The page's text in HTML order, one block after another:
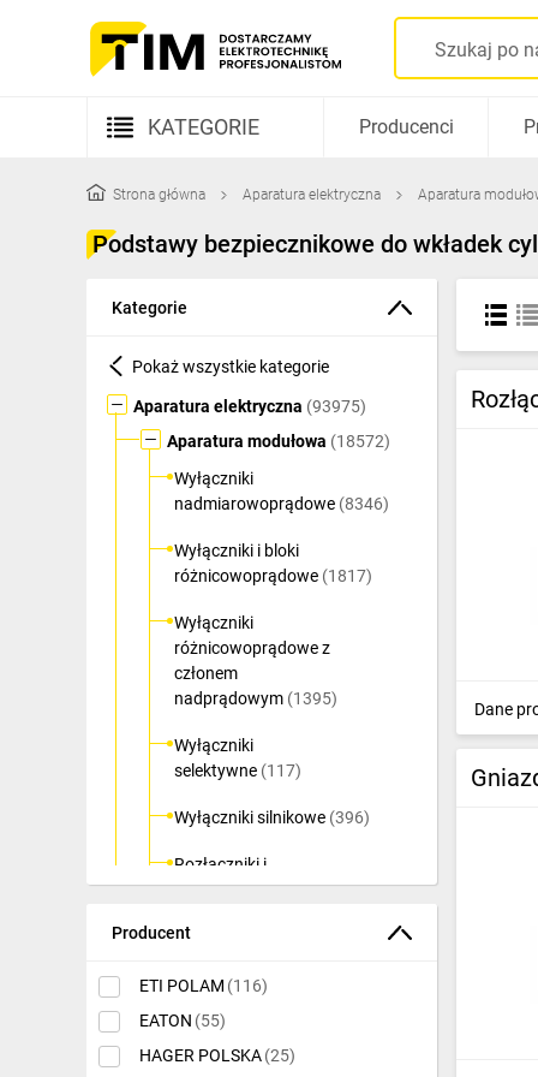
KATEGORIE
Kable i przewody
Fotowoltaika
Gniazda i łączniki
Źródła światła
Ochrona odgromowa
Pompy ciepła
Ogrzewanie
Elektronarzędzia i mierniki
Dom i ogród
Klimatyzacja
Producenci
Strona główna Aparatura elektryczna Aparatura
Podstawy bezpiecznikowe do wkładek
Kategorie
Pokaż wszystkie kategorie
Aparatura elektryczna (93975)
Aparatura modułowa (18572)
Wyłączniki
nadmiarowoprądowe (8346)
Wyłączniki i bloki
różnicowoprądowe (1817)
Wyłączniki
różnicowoprądowe z
członem
nadprądowym (1395)
Wyłączniki
selektywne (117)
Wyłączniki silnikowe (396)
Rozłączniki i
przełączniki(1054)
Przyciski modułowe
Lampki modułowe
Rozłączniki bezpiecznikowe
D0 (171)
Producent
ETI POLAM (116)
EATON (55)
HAGER POLSKA(25)
Dane